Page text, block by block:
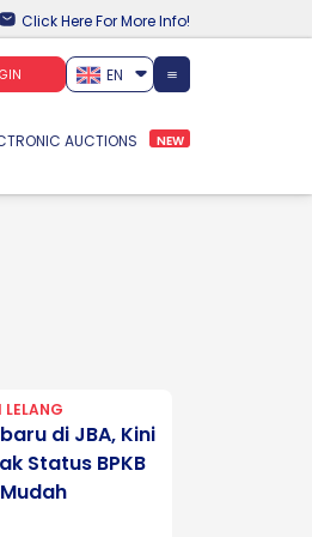
Click Here For More Info!
EN
AUCTIONS NEW
LELANG
di JBA, Kini
Status BPKB